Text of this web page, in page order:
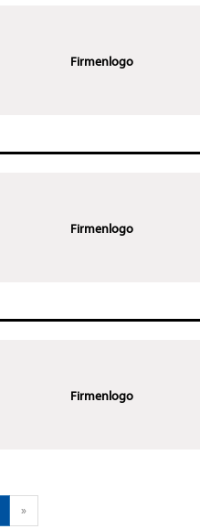
Firmenlogo
Firmenlogo
Firmenlogo
»